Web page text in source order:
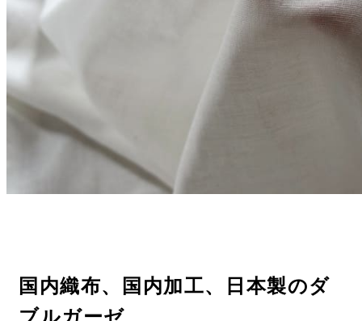
国内織布、国内加工、日本製のダ